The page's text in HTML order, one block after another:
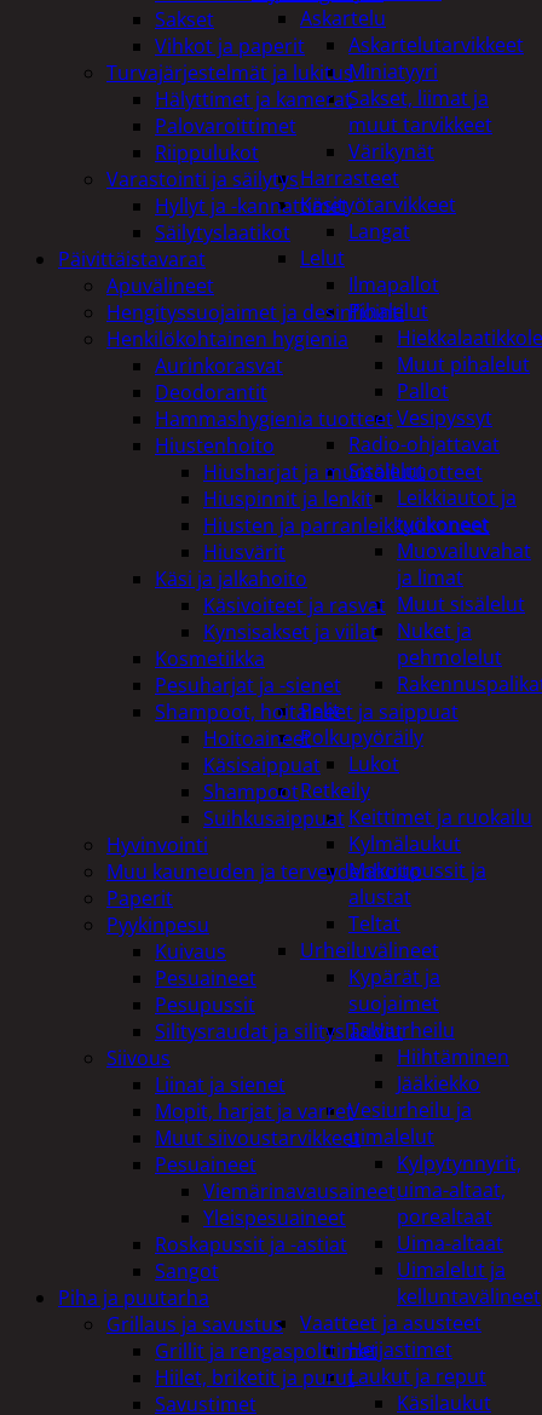
Askartelu
Askartelutarvikkeet
Miniatyyri
Sakset, liimat ja
muut tarvikkeet
Värikynät
Harrasteet
Käsityötarvikkeet
Langat
Lelut
Ilmapallot
Pihalelut
Muut pihalelut
Pallot
Vesipyssyt
Radio-ohjattavat
Sisälelut
Leikkiautot ja
työkoneet
Muovailuvahat
ja limat
Muut sisälelut
Nuket ja
pehmolelut
Pelit
Polkupyöräily
Lukot
Retkeily
Keittimet ja ruokailu
Kylmälaukut
Makuupussit ja
alustat
Teltat
Urheiluvälineet
Kypärät ja
suojaimet
Talviurheilu
Hiihtäminen
Jääkiekko
Vesiurheilu ja
uimalelut
Kylpytynnyrit,
uima-altaat,
porealtaat
Uima-altaat
Uimalelut ja
kelluntavälineet
Vaatteet ja asusteet
Heijastimet
Laukut ja reput
Käsilaukut
Sakset
Vihkot ja paperit
Turvajärjestelmät ja lukitus
Hälyttimet ja kamerat
Palovaroittimet
Riippulukot
Varastointi ja säilytys
Hyllyt ja -kannattimet
Säilytyslaatikot
Päivittäistavarat
Apuvälineet
Hengityssuojaimet ja desinfiointi
Henkilökohtainen hygienia
Aurinkorasvat
Deodorantit
Hammashygienia tuotteet
Hiustenhoito
Hiusharjat ja muotoilutuotteet
Hiuspinnit ja lenkit
Hiusten ja parranleikkuukoneet
Hiusvärit
Käsi ja jalkahoito
Käsivoiteet ja rasvat
Kynsisakset ja viilat
Kosmetiikka
Pesuharjat ja -sienet
Shampoot, hoitaineet ja saippuat
Hoitoaineet
Käsisaippuat
Shampoot
Suihkusaippuat
Hyvinvointi
Muu kauneuden ja terveydenhoito
Paperit
Pyykinpesu
Kuivaus
Pesuaineet
Pesupussit
Silitysraudat ja silityslaudat
Siivous
Liinat ja sienet
Mopit, harjat ja varret
Muut siivoustarvikkeet
Pesuaineet
Viemärinavausaineet
Yleispesuaineet
Roskapussit ja -astiat
Sangot
Piha ja puutarha
Grillaus ja savustus
Grillit ja rengaspolttimet
Hiilet, briketit ja purut
Savustimet